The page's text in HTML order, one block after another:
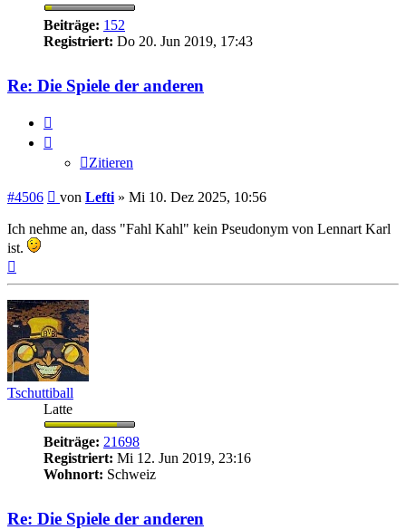
Beiträge: 152
Registriert: Do 20. Jun 2019, 17:43
Re: Die Spiele der anderen
Zitieren
#4506 Beitrag
von Lefti» Mi 10. Dez 2025, 10:56
Ich nehme an, dass "Fahl Kahl" kein Pseudonym von Lennart Karl
ist.
oben
Tschuttiball
Latte
Beiträge: 21698
Registriert: Mi 12. Jun 2019, 23:16
Wohnort: Schweiz
Re: Die Spiele der anderen